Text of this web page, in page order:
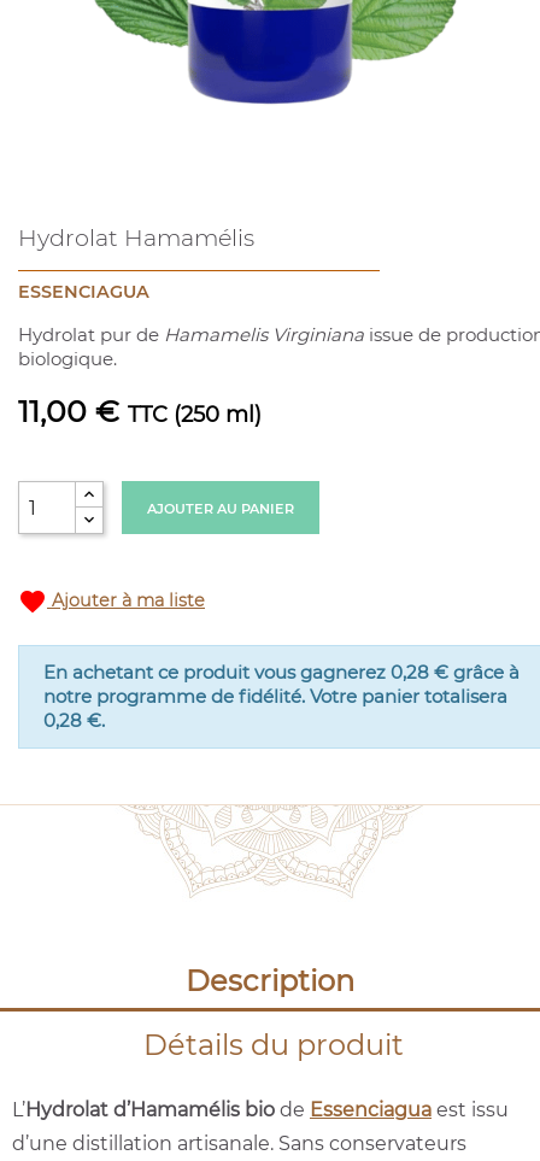
Hydrolat Hamamélis
ESSENCIAGUA
Hydrolat pur de Hamamelis Virginiana issue de
biologique.
11,00 € TTC (250 ml)
AJOUTER AU PANIER
favorite Ajouter à ma liste
En achetant ce produit vous gagnerez 0,28 € grâce à
notre programme de fidélité. Votre panier totalisera
0,28 €.
Description
Détails du produit
L’Hydrolat d’Hamamélis bio de Essenciagua est issu
d’une distillation artisanale. Sans conservateurs